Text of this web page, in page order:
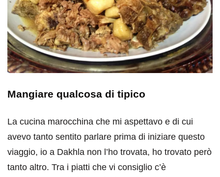
Mangiare qualcosa di tipico
La cucina marocchina che mi aspettavo e di cui
avevo tanto sentito parlare prima di iniziare questo
viaggio, io a Dakhla non l’ho trovata, ho trovato però
tanto altro. Tra i piatti che vi consiglio c’è